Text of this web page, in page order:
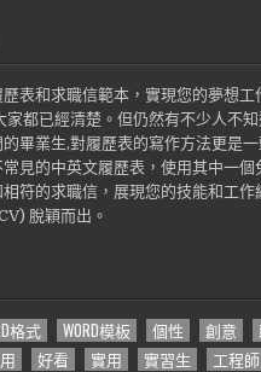
表和求職信範本，實現您的夢想工
家都已經清楚。但仍然有不少人不
畢業生,對履歷表的寫作方法更是
見的中英文履歷表，使用其中一個
符的求職信，展現您的技能和工作
脫穎而出。
格式 WORD模板 個性 創意
好看 實用 實習生 工程師